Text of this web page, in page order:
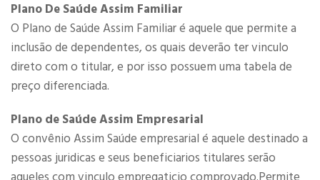
Plano De Saúde Assim Familiar
O Plano de Saúde Assim Familiar é aquele que permite a
inclusão de dependentes, os quais deverão ter vinculo
direto com o titular, e por isso possuem uma tabela de
preço diferenciada.
Plano de Saúde Assim Empresarial
O convênio Assim Saúde empresarial é aquele destinado a
pessoas juridicas e seus beneficiarios titulares serão